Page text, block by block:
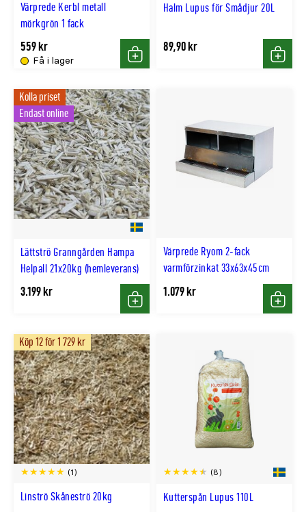
Värprede Kerbl metall
mörkgrön 1 fack
Få i lager
559 kr
Köp
Halm Lupus för Smådjur 20L
89,90 kr
Köp
Lättströ Granngården Hampa
Helpall 21x20kg (hemleverans)
Kolla priset
Endast online
3.199 kr
Köp
Värprede Ryom 2-fack
varmförzinkat 33x63x45cm
1.079 kr
Köp
Linströ Skåneströ 20kg
(1)
Köp 12 för 1 729 kr
Kutterspån Lupus 110L
(8)